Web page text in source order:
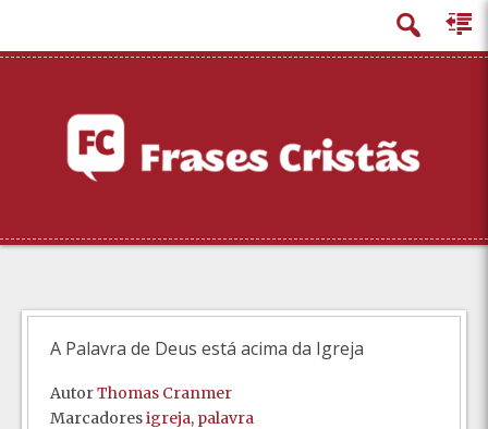
A Palavra de Deus está acima da Igreja
AutorThomas Cranmer
Marcadoresigreja, palavra